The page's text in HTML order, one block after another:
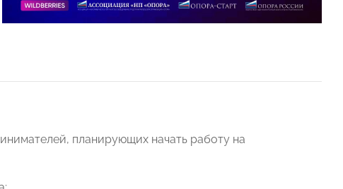
планирующих начать работу на